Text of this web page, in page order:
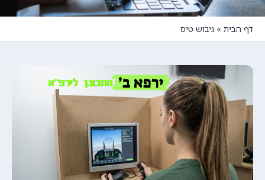
דף הבית » גיבוש טיס